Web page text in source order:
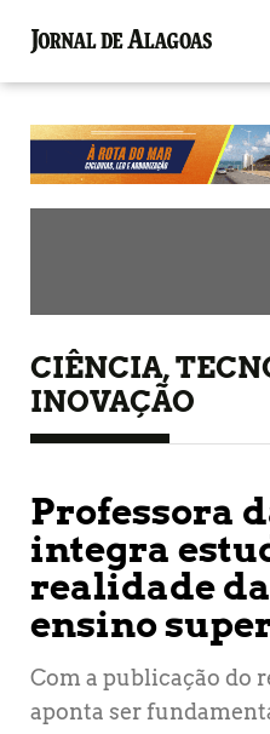
CIÊNCIA,
INOVAÇÃO
Professora
integra
realidade
ensino
Com a publicação do
aponta ser